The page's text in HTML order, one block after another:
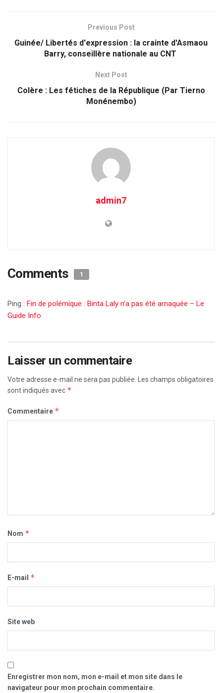
Previous Post
Guinée/ Libertés d'expression : la crainte d'Asmaou
Barry, conseillère nationale au CNT
Next Post
Colère : Les fétiches de la République (Par Tierno
Monénembo)
admin7
Comments 1
Ping : Fin de polémique : Binta Laly n’a pas été arnaquée – Le
Guide Info
Laisser un commentaire
Votre adresse e-mail ne sera pas publiée.
Les champs obligatoires
sont indiqués avec *
Commentaire *
Nom *
E-mail *
Site web
Enregistrer mon nom, mon e-mail et mon site dans le
navigateur pour mon prochain commentaire.